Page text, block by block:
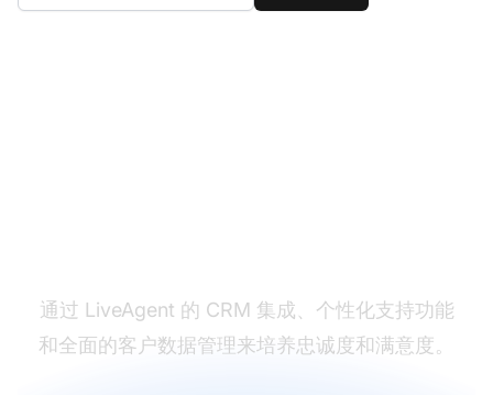
通过 LiveAgent 的 CRM 集成、个性化支持功能
和全面的客户数据管理来培养忠诚度和满意度。